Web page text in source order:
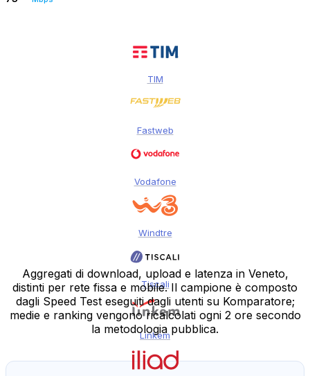
TIM
Fastweb
Vodafone
Windtre
Tiscali
Linkem
Aggregati di download, upload e latenza in Veneto,
distinti per rete fissa e mobile. Il campione è composto
dagli Speed Test eseguiti dagli utenti su Komparatore;
medie e ranking vengono ricalcolati ogni 2 ore secondo
la metodologia pubblica.